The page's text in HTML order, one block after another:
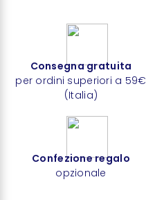
Consegna gratuita
per ordini superiori a 59€
(Italia)
Confezione regalo
opzionale